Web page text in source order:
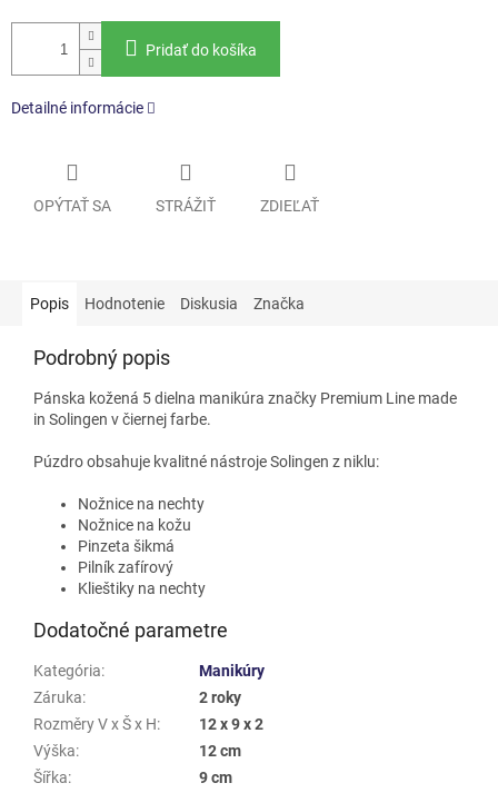
Pridať do košíka
Detailné informácie
OPÝTAŤ SA STRÁŽIŤ ZDIEĽAŤ
Popis Hodnotenie Diskusia Značka
Podrobný popis
Pánska kožená 5 dielna manikúra značky Premium Line made
in Solingen v čiernej farbe.
Púzdro obsahuje kvalitné nástroje Solingen z niklu:
Nožnice na nechty
Nožnice na kožu
Pinzeta šikmá
Pilník zafírový
Klieštiky na nechty
Dodatočné parametre
Kategória:
Manikúry
Záruka:
2 roky
Rozměry V x Š x H:
12 x 9 x 2
Výška:
12 cm
Šířka:
9 cm